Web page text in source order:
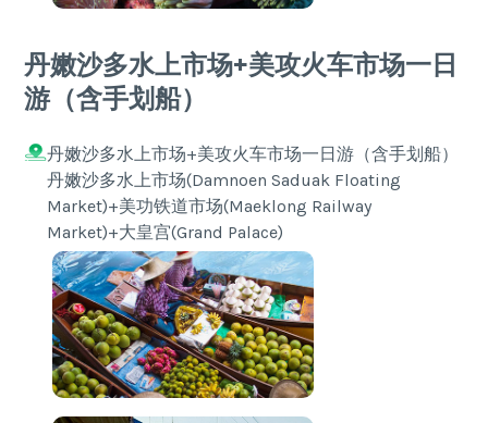
丹嫩沙多水上市场+美攻火车市场一日
游（含手划船）
丹嫩沙多水上市场+美攻火车市场一日游（含手划船）
丹嫩沙多水上市场(Damnoen Saduak Floating
Market)+美功铁道市场(Maeklong Railway
Market)+大皇宫(Grand Palace)